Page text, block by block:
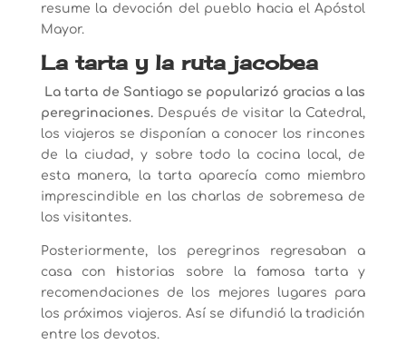
resume la devoción del pueblo hacia el Apóstol
Mayor.
La tarta y la ruta jacobea
La tarta de Santiago se popularizó gracias a las
peregrinaciones. Después de visitar la Catedral,
los viajeros se disponían a conocer los rincones
de la ciudad, y sobre todo la cocina local, de
esta manera, la tarta aparecía como miembro
imprescindible en las charlas de sobremesa de
los visitantes.
Posteriormente, los peregrinos regresaban a
casa con historias sobre la famosa tarta y
recomendaciones de los mejores lugares para
los próximos viajeros. Así se difundió la tradición
entre los devotos.